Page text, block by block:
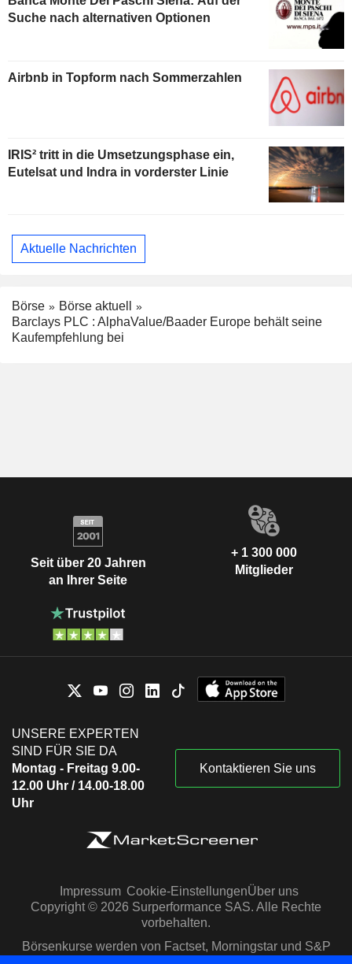
Suche nach alternativen Optionen
Airbnb in Topform nach Sommerzahlen
IRIS² tritt in die Umsetzungsphase ein,
Eutelsat und Indra in vorderster Linie
Aktuelle Nachrichten
Börse
Börse aktuell
Barclays PLC : AlphaValue/Baader Europe behält seine
Kaufempfehlung bei
Seit über 20 Jahren
an Ihrer Seite
+ 1 300 000
Mitglieder
UNSERE EXPERTEN
SIND FÜR SIE DA
Montag - Freitag 9.00-
12.00 Uhr / 14.00-18.00
Uhr
Kontaktieren Sie uns
Impressum Cookie-EinstellungenÜber uns
Copyright © 2026 Surperformance SAS. Alle Rechte
vorbehalten.
Börsenkurse werden von Factset, Morningstar und S&P